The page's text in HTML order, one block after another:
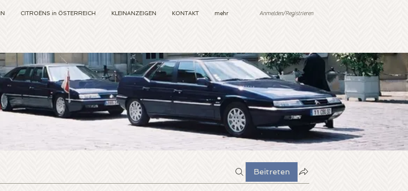
CITROËNS in ÖSTERREICH KLEINANZEIGEN KONTAKT mehr Anmelden/Registrieren
Beitreten